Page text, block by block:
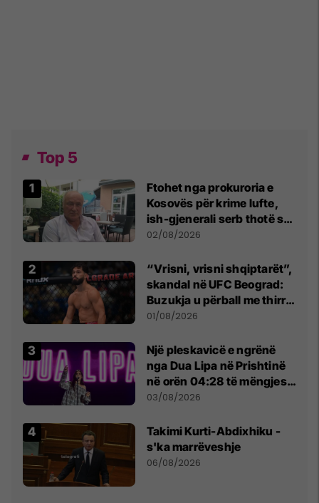
Top 5
Ftohet nga prokuroria e
Kosovës për krime lufte,
ish-gjenerali serb thotë se
dikush e tradhtoi në
02/08/2026
“Vrisni, vrisni shqiptarët”,
skandal në UFC Beograd:
Buzukja u përball me thirrje
anti-shqiptare nga
01/08/2026
Një pleskavicë e ngrënë
nga Dua Lipa në Prishtinë
në orën 04:28 të mëngjesit
- dhe bota digjitale serbe
03/08/2026
Takimi Kurti-Abdixhiku -
s'ka marrëveshje
06/08/2026